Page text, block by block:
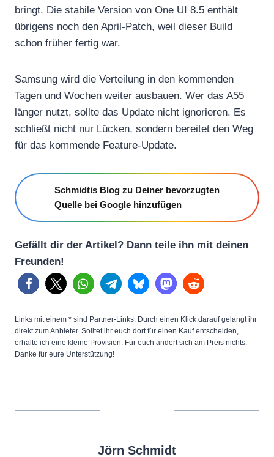
bringt. Die stabile Version von One UI 8.5 enthält
übrigens noch den April-Patch, weil dieser Build
schon früher fertig war.
Samsung wird die Verteilung in den kommenden
Tagen und Wochen weiter ausbauen. Wer das A55
länger nutzt, sollte das Update nicht ignorieren. Es
schließt nicht nur Lücken, sondern bereitet den Weg
für das kommende Feature-Update.
Schmidtis Blog zu Deiner bevorzugten
Quelle bei Google hinzufügen
Gefällt dir der Artikel? Dann teile ihn mit deinen
Freunden!
Links mit einem * sind Partner-Links. Durch einen Klick darauf gelangt ihr
direkt zum Anbieter. Solltet ihr euch dort für einen Kauf entscheiden,
erhalte ich eine kleine Provision. Für euch ändert sich am Preis nichts.
Danke für eure Unterstützung!
Jörn Schmidt